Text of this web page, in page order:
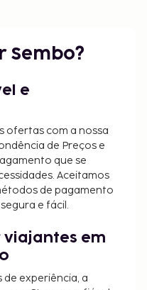
Center - 2,1 km/1,3
é o de San
- 45,1 km/28 mi
e elevador estão
oferecidas por Este
Há estacionamento
várias atividades
ao seu dispor,
o pagamento dos
os impostos
Sembo?
e
ofertas com a nossa
de Preços e
que se
Aceitamos
de pagamento
e fácil.
viajantes em
de experiência, a